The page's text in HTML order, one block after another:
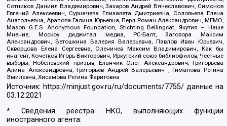
Сотников Даниил Владимирович, Захаров Андрей Вячеславович, Симонов
Евгений Алексеевич, Сурначева Елизавета Дмитриевна, Соловьева Елена
Анатольевна, Арапова Галина Юрьевна, Перл Роман Александрович, МЕМО,
Mason G.E.S. Anonymous Foundation, Stichting Bellingcat, Якутия – Наше
Мнение, Москоу диджитал медиа, РС-Балт, Заговора Максим
Александрович, Ветошкина Валерия Валерьевна, Павлов Иван Юрьевич,
Скворцова Елена Сергеевна, Оленичев Максим Владимирович, Как бы
инагент, Кочетков Игорь Викторович, Иркутский союз библиофилов, Честные
выборы, Нобелевский призыв, Еланчик Олег Александрович, Григорьева
Алина Александровна, Григорьев Андрей Валерьевич , Гималова Регина
Эмилевна, Хисамова Регина Фаритовна
Источник: https://minjust.gov.ru/ru/documents/7755/ данные на
03.12.2021
* Сведения реестра НКО, выполняющих функции
иностранного агента: